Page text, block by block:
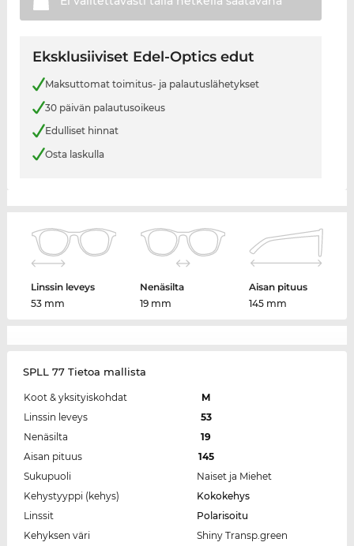
Eksklusiiviset Edel-Optics edut
Maksuttomat toimitus- ja palautuslähetykset
30 päivän palautusoikeus
Edulliset hinnat
Osta laskulla
Linssin leveys
53 mm
Nenäsilta
19 mm
Aisan pituus
145 mm
SPLL 77 Tietoa mallista
Koot & yksityiskohdat
M
Linssin leveys
53
Nenäsilta
19
Aisan pituus
145
Sukupuoli
Naiset ja Miehet
Kehystyyppi (kehys)
Kokokehys
Linssit
Polarisoitu
Kehyksen väri
Shiny Transp.green